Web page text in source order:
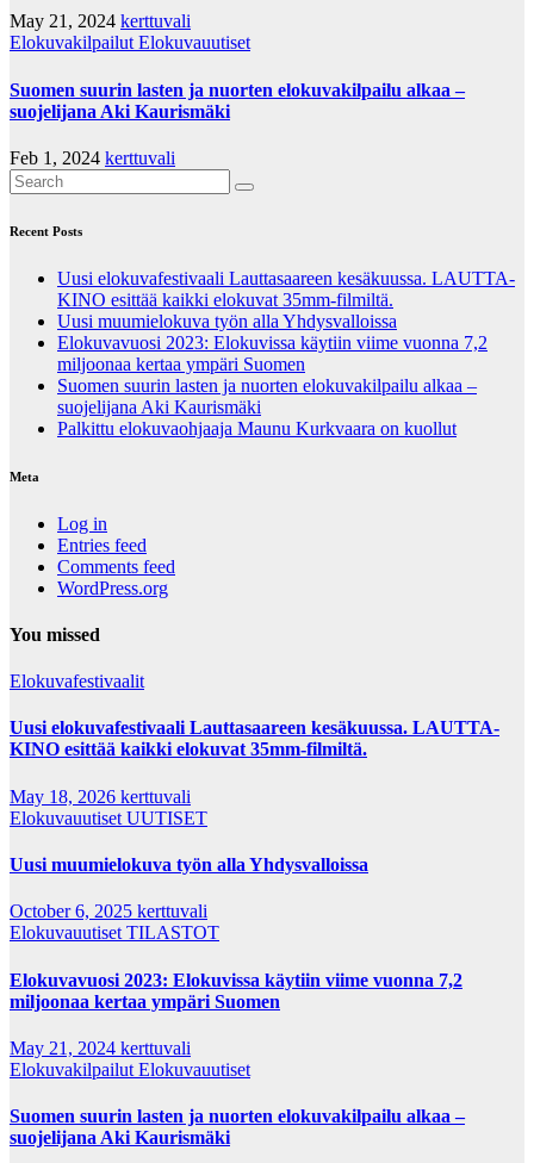
May 21, 2024 kerttuvali
Elokuvakilpailut Elokuvauutiset
Suomen suurin lasten ja nuorten elokuvakilpailu alkaa –
suojelijana Aki Kaurismäki
Feb 1, 2024 kerttuvali
Recent Posts
Uusi elokuvafestivaali Lauttasaareen kesäkuussa. LAUTTA-
KINO esittää kaikki elokuvat 35mm-filmiltä.
Uusi muumielokuva työn alla Yhdysvalloissa
Elokuvavuosi 2023: Elokuvissa käytiin viime vuonna 7,2
miljoonaa kertaa ympäri Suomen
Suomen suurin lasten ja nuorten elokuvakilpailu alkaa –
suojelijana Aki Kaurismäki
Palkittu elokuvaohjaaja Maunu Kurkvaara on kuollut
Meta
Log in
Entries feed
Comments feed
WordPress.org
You missed
Elokuvafestivaalit
Uusi elokuvafestivaali Lauttasaareen kesäkuussa. LAUTTA-
KINO esittää kaikki elokuvat 35mm-filmiltä.
May 18, 2026 kerttuvali
Elokuvauutiset UUTISET
Uusi muumielokuva työn alla Yhdysvalloissa
October 6, 2025 kerttuvali
Elokuvauutiset TILASTOT
Elokuvavuosi 2023: Elokuvissa käytiin viime vuonna 7,2
miljoonaa kertaa ympäri Suomen
May 21, 2024 kerttuvali
Elokuvakilpailut Elokuvauutiset
Suomen suurin lasten ja nuorten elokuvakilpailu alkaa –
suojelijana Aki Kaurismäki